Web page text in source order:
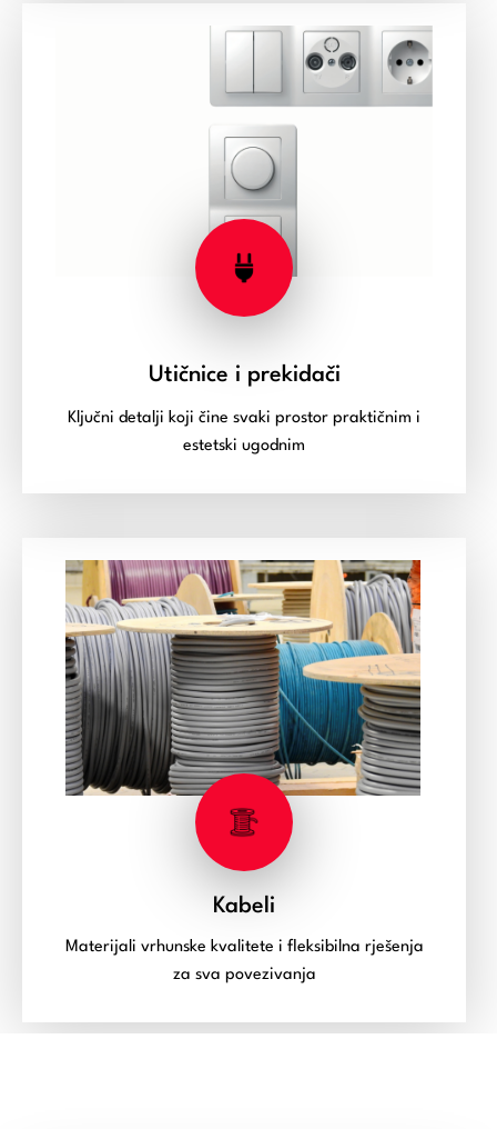
Utičnice i prekidači
Ključni detalji koji čine svaki prostor praktičnim i
estetski ugodnim
Kabeli
Materijali vrhunske kvalitete i fleksibilna rješenja
za sva povezivanja